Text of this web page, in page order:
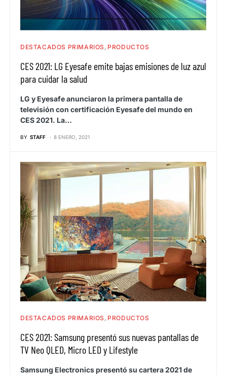
DESTACADOS PRIMARIOS PRODUCTOS
CES 2021: LG Eyesafe emite bajas emisiones de luz azul
para cuidar la salud
LG y Eyesafe anunciaron la primera pantalla de
televisión con certificación Eyesafe del mundo en
CES 2021. La…
BY STAFF 8 ENERO, 2021
DESTACADOS PRIMARIOS PRODUCTOS
CES 2021: Samsung presentó sus nuevas pantallas de
TV Neo QLED, Micro LED y Lifestyle
Samsung Electronics presentó su cartera 2021 de